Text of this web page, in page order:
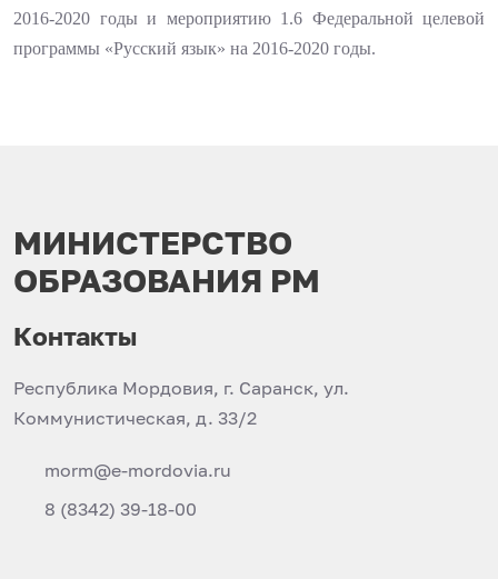
2016-2020 годы и мероприятию 1.6 Федеральной целевой
программы «Русский язык» на 2016-2020 годы.
МИНИСТЕРСТВО
ОБРАЗОВАНИЯ РМ
Контакты
Республика Мордовия, г. Саранск, ул.
Коммунистическая, д. 33/2
morm@e-mordovia.ru
8 (8342) 39-18-00